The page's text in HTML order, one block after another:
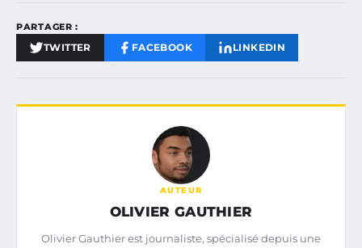
PARTAGER :
TWITTER FACEBOOK LINKEDIN
AUTEUR
OLIVIER GAUTHIER
Olivier Gauthier est journaliste, spécialisé depuis une